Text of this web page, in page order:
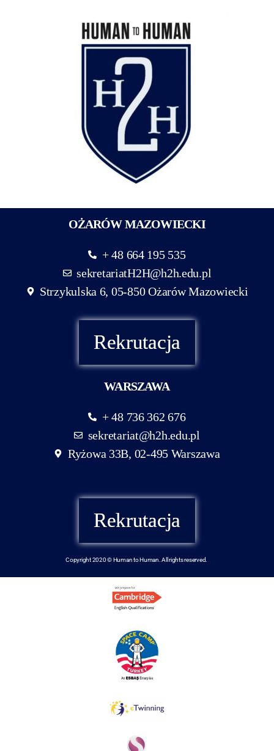
OŻARÓW MAZOWIECKI
+ 48 664 195 535
sekretariatH2H@h2h.edu.pl
Strzykulska 6, 05-850 Ożarów Mazowiecki
Rekrutacja
WARSZAWA
+ 48 736 362 676
sekretariat@h2h.edu.pl
Ryżowa 33B, 02-495 Warszawa
Rekrutacja
Copyright 2020 © Human to Human. All rights reserved.